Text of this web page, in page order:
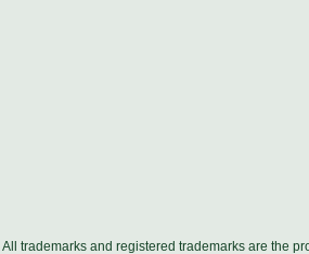
All trademarks and registered trademarks are the